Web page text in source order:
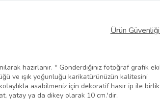
Ürün
hazırlanır. * Gönderdiğiniz fotoğraf grafik
ve ışık yoğunluğu karikatürünüzün kalitesini
asabilmeniz için dekoratif hasır ip ile
yatay ya da dikey olarak 10 cm.'dir.